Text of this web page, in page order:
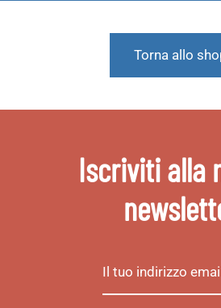
Torna allo
Iscriviti alla